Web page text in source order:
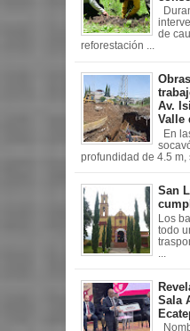
de
reforestación ...
Av.
Valle
En
profundidad de 4.5 m,
San
Los
todo
Sala